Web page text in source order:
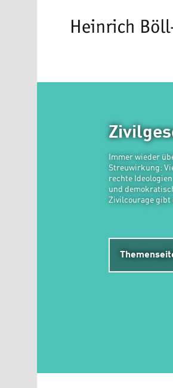
Immer wieder
Streuwirkung:
rechte
und
Zivilcourage gibt